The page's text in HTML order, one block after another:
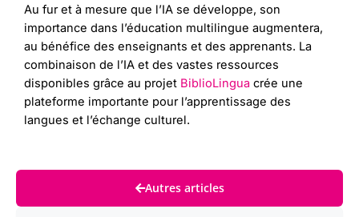
Au fur et à mesure que l’IA se développe, son
importance dans l’éducation multilingue augmentera,
au bénéfice des enseignants et des apprenants. La
combinaison de l’IA et des vastes ressources
disponibles grâce au projet BiblioLingua crée une
plateforme importante pour l’apprentissage des
langues et l’échange culturel.
Autres articles